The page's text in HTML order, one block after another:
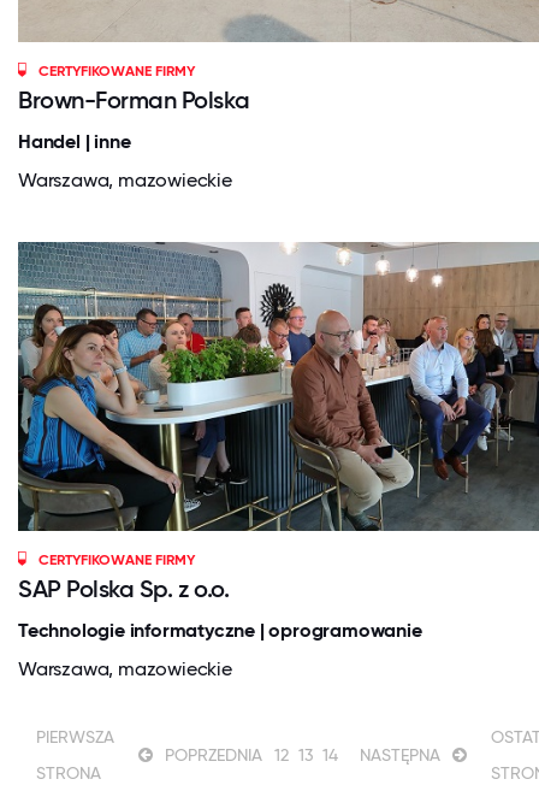
CERTYFIKOWANE FIRMY
Brown-Forman Polska
Handel | inne
Warszawa, mazowieckie
CERTYFIKOWANE FIRMY
SAP Polska Sp. z o.o.
Technologie informatyczne | oprogramowanie
Warszawa, mazowieckie
PIERWSZA
STRONA
POPRZEDNIA 12 13 14 NASTĘPNA